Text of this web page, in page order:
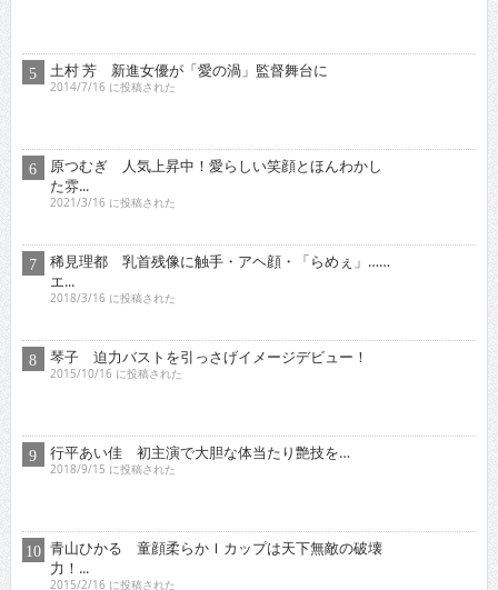
土村 芳 新進女優が「愛の渦」監督舞台に
2014/7/16 に投稿された
原つむぎ 人気上昇中！愛らしい笑顔とほんわかし
た雰...
2021/3/16 に投稿された
稀見理都 乳首残像に触手・アヘ顔・「らめぇ」……
エ...
2018/3/16 に投稿された
琴子 迫力バストを引っさげイメージデビュー！
2015/10/16 に投稿された
行平あい佳 初主演で大胆な体当たり艶技を…
2018/9/15 に投稿された
青山ひかる 童顔柔らかＩカップは天下無敵の破壊
力！...
2015/2/16 に投稿された